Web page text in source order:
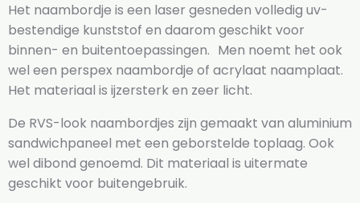
Het naambordje is een laser gesneden volledig uv-
bestendige kunststof en daarom geschikt voor
binnen- en buitentoepassingen. Men noemt het ook
wel een perspex naambordje of acrylaat naamplaat.
Het materiaal is ijzersterk en zeer licht.
De RVS-look naambordjes zijn gemaakt van aluminium
sandwichpaneel met een geborstelde toplaag. Ook
wel dibond genoemd. Dit materiaal is uitermate
geschikt voor buitengebruik.